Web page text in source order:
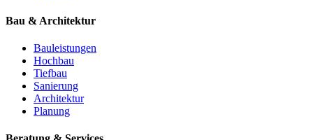
Bau & Architektur
Bauleistungen
Hochbau
Tiefbau
Sanierung
Architektur
Planung